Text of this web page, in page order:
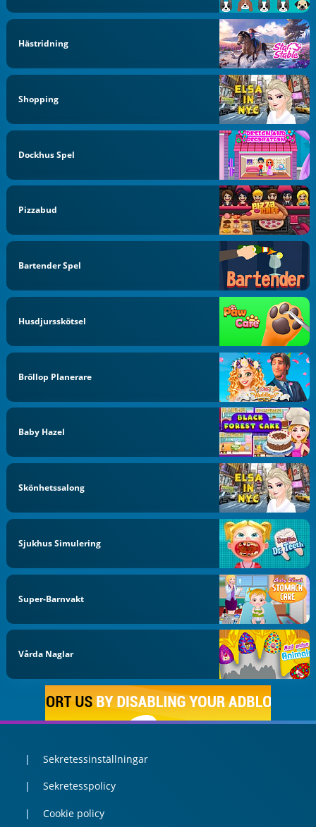
Hästridning
Shopping
Dockhus Spel
Pizzabud
Bartender Spel
Husdjursskötsel
Bröllop Planerare
Baby Hazel
Skönhetssalong
Sjukhus Simulering
Super-Barnvakt
Vårda Naglar
Sekretessinställningar
Sekretesspolicy
Cookie policy